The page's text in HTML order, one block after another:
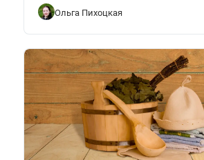
Ольга Пихоцкая